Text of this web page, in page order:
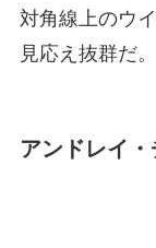
対角線上のウ
見応え抜群だ。
アンドレイ